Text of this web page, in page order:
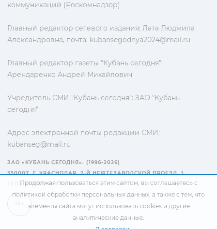
коммуникаций (Роскомнадзор)
Главный редактор сетевого издания: Лата Людмила
Александровна, почта: kubansegodnya2024@mail.ru
Главный редактор газеты "Кубань сегодня":
Арендаренко Андрей Михайлович
Учредитель СМИ "Кубань сегодня": ЗАО "Кубань
сегодня"
Адрес электронной почты редакции СМИ:
kubanseg@mail.ru
ЗАО «КУБАНЬ СЕГОДНЯ». (1996-2026)
350007, Г. КРАСНОДАР, 2-Й НЕФТЕЗАВОДСКОЙ ПРОЕЗД, 1
ТЕЛ.: +7(861) 267-15-15
Продолжая пользоваться этим сайтом, вы соглашаетесь с
политикой обработки персональных данных, а также с тем, что
элементы сайта могут использовать cookies и другие
аналитические данные.